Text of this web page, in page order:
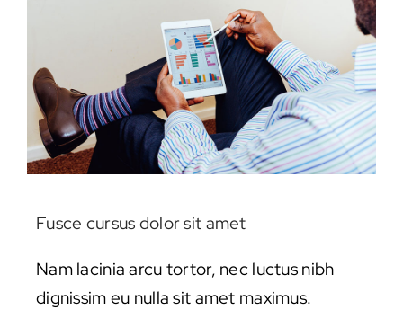
Fusce cursus dolor sit amet
Nam lacinia arcu tortor, nec luctus nibh
dignissim eu nulla sit amet maximus.